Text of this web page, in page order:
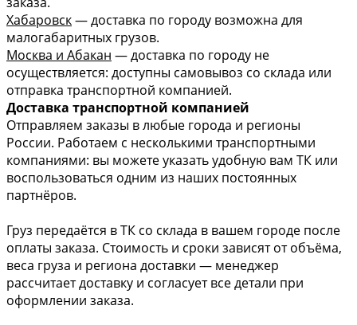
Хабаровск— доставка по городу возможна для
малогабаритных грузов.
Москва и Абакан — доставка по городу не
осуществляется: доступны самовывоз со склада или
отправка транспортной компанией.
Доставка транспортной компанией
Отправляем заказы в любые города и регионы
России. Работаем с несколькими транспортными
компаниями: вы можете указать удобную вам ТК или
воспользоваться одним из наших постоянных
партнёров.
Груз передаётся в ТК со склада в вашем городе после
оплаты заказа. Стоимость и сроки зависят от объёма,
веса груза и региона доставки — менеджер
рассчитает доставку и согласует все детали при
оформлении заказа.